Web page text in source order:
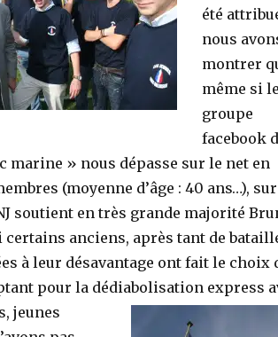
été
nous
montrer
même si
groupe
facebook
marine » nous dépasse sur le net en
(moyenne d’âge : 40 ans…),
soutient en très grande majorité
certains anciens, après tant de
à leur désavantage ont fait le choix
pour la dédiabolisation express
jeunes